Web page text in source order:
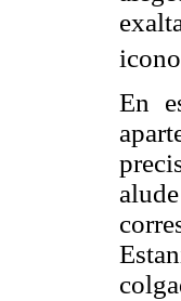
En